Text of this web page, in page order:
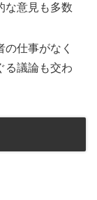
な意見も多数
仕事がなく
る議論も交わ